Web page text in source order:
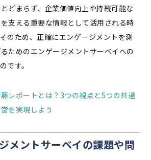
どまらず、企業価値向上や持続可能な
支える重要な情報として活用される時
のため、正確にエンゲージメントを測
ためのエンゲージメントサーベイへの
です。
レポートとは？3つの視点と5つの共通
を実現しよう
メントサーベイの課題や問